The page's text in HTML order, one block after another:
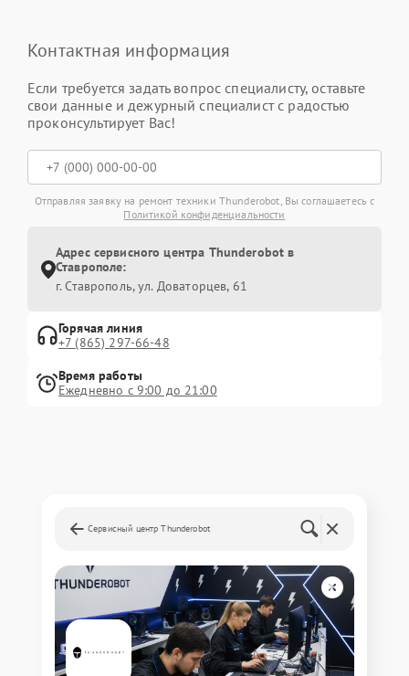
Контактная информация
Если требуется задать вопрос специалисту, оставьте
свои данные и дежурный специалист с радостью
проконсультирует Вас!
Отправляя заявку на ремонт техники Thunderobot, Вы соглашаетесь с
Политикой конфиденциальности
Адрес сервисного центра Thunderobot в
Ставрополе:
г. Ставрополь, ул. Доваторцев, 61
Горячая линия
+7 (865) 297-66-48
Время работы
Ежедневно с 9:00 до 21:00
Сервисный центр Thunderobot